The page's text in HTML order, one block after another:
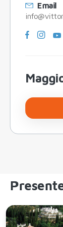
Email